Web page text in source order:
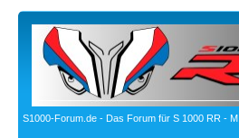
S1000-Forum.de - Das Forum für S 1000 RR -